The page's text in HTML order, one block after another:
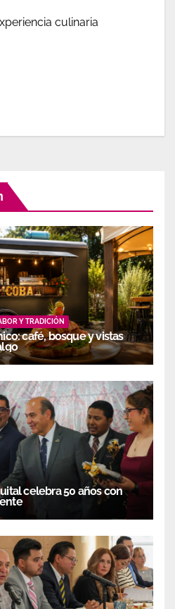
culinaria
Y TRADICIÓN
café, bosque y vistas
celebra 50 años con